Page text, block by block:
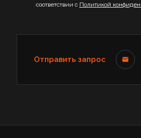
соответствии с Политикой
Отправить запрос